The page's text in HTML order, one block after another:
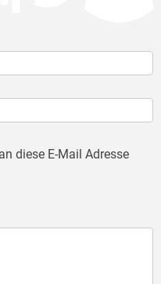
diese E-Mail Adresse